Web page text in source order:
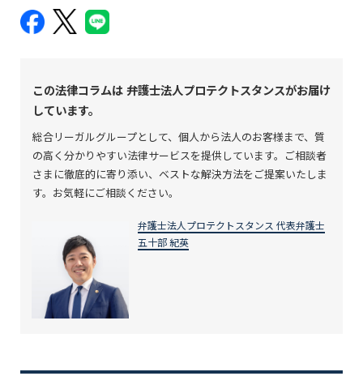
この法律コラムは 弁護士法人プロテクトスタンスがお届け
しています。
総合リーガルグループとして、個人から法人のお客様まで、質
の高く分かりやすい法律サービスを提供しています。ご相談者
さまに徹底的に寄り添い、ベストな解決方法をご提案いたしま
す。お気軽にご相談ください。
弁護士法人プロテクトスタンス 代表弁護士
五十部 紀英